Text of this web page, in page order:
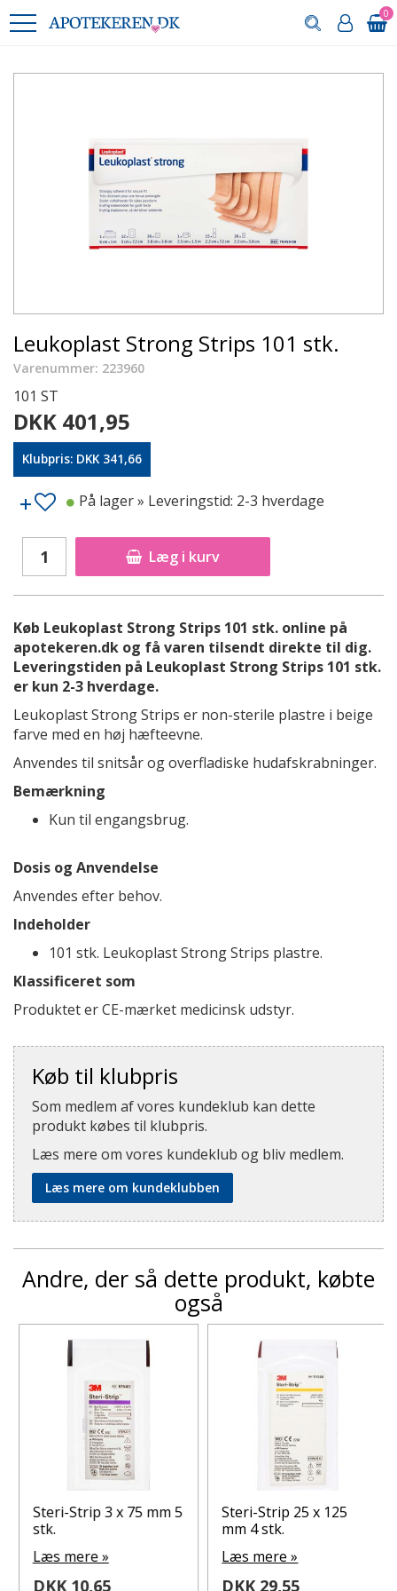
0
Leukoplast Strong Strips 101 stk.
Varenummer: 223960
101 ST
DKK 401,95
Klubpris: DKK 341,66
Læg i kurv
På lager» Leveringstid: 2-3 hverdage
Køb Leukoplast Strong Strips 101 stk. online på
apotekeren.dk og få varen tilsendt direkte til dig.
Leveringstiden på Leukoplast Strong Strips 101 stk.
er kun 2-3 hverdage.
Leukoplast Strong Strips er non-sterile plastre i beige
farve med en høj hæfteevne.
Anvendes til snitsår og overfladiske hudafskrabninger.
Bemærkning
Kun til engangsbrug.
Dosis og Anvendelse
Anvendes efter behov.
Indeholder
101 stk. Leukoplast Strong Strips plastre.
Klassificeret som
Produktet er CE-mærket medicinsk udstyr.
Køb til klubpris
Som medlem af vores kundeklub kan dette
produkt købes til klubpris.
Læs mere om vores kundeklub og bliv medlem.
Læs mere om kundeklubben
Andre, der så dette produkt, købte
også
Steri-Strip 3 x 75 mm 5
stk.
Læs mere »
DKK 10,65
Steri-Strip 25 x 125
mm 4 stk.
Læs mere »
DKK 29,55